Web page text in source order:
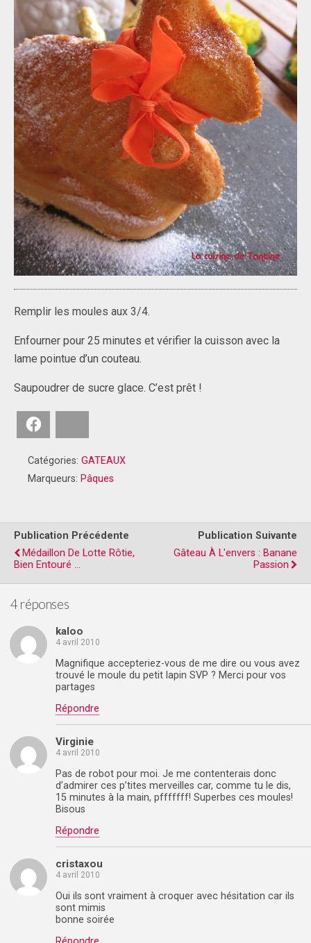
Remplir les moules aux 3/4.
Enfourner pour 25 minutes et vérifier la cuisson avec la
lame pointue d’un couteau.
Saupoudrer de sucre glace. C’est prêt !
Catégories: GATEAUX
Marqueurs: Pâques
Publication Précédente
Médaillon De Lotte Rôtie,
Bien Entouré ...
Publication Suivante
Gâteau À L'envers : Banane
Passion
4 réponses
kaloo
4 avril 2010
Magnifique accepteriez-vous de me dire ou vous avez
trouvé le moule du petit lapin SVP ? Merci pour vos
partages
Répondre
Virginie
4 avril 2010
Pas de robot pour moi. Je me contenterais donc
d’admirer ces p’tites merveilles car, comme tu le dis,
15 minutes à la main, pfffffff! Superbes ces moules!
Bisous
Répondre
cristaxou
4 avril 2010
Oui ils sont vraiment à croquer avec hésitation car ils
sont mimis
bonne soirée